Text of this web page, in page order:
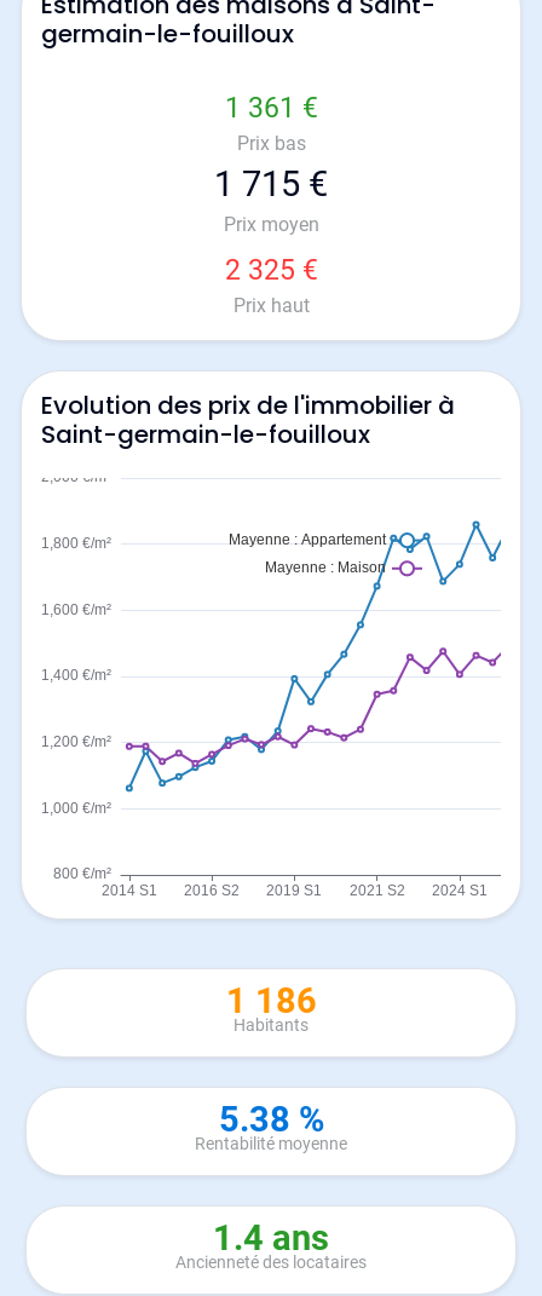
germain-le-fouilloux
1 361 €
Prix bas
1 715 €
Prix moyen
2 325 €
Prix haut
Evolution des prix de l'immobilier à
Saint-germain-le-fouilloux
1 186
Habitants
5.38 %
Rentabilité moyenne
1.4 ans
Ancienneté des locataires